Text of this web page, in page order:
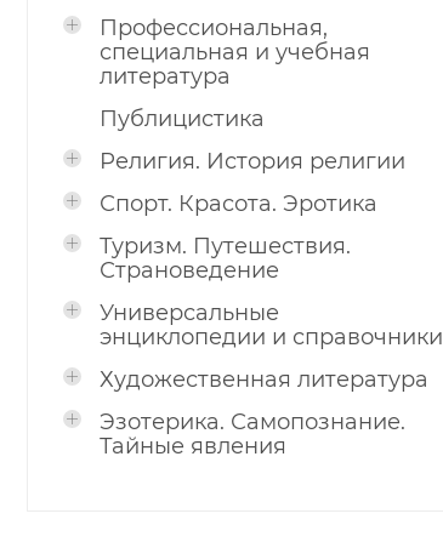
Профессиональная,
специальная и учебная
литература
Публицистика
Религия. История религии
Спорт. Красота. Эротика
Туризм. Путешествия.
Страноведение
Универсальные
энциклопедии и справочники
Художественная литература
Эзотерика. Самопознание.
Тайные явления